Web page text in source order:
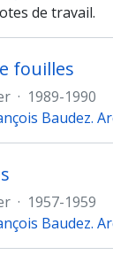
de travail.
fouilles
· 1989-1990
Baudez.
· 1957-1959
Baudez.